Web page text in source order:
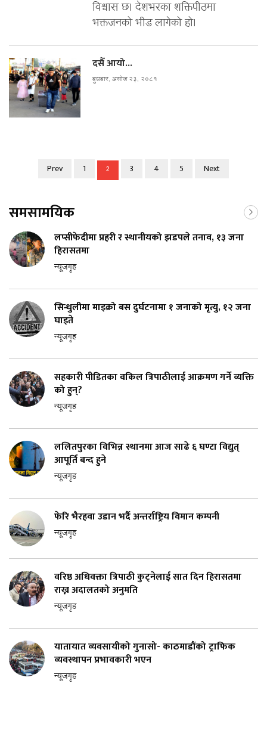
विश्वास छ। देशभरका शक्तिपीठमा
भक्तजनको भीड लागेको हो।
दसैँ आयो...
बुधबार, असोज २३, २०८१
Prev 1 2 3 4 5 Next
समसामयिक
लप्सीफेदीमा प्रहरी र स्थानीयको झडपले तनाव, १३ जना
हिरासतमा
न्यूजगृह
सिन्धुलीमा माइक्रो बस दुर्घटनामा १ जनाको मृत्यु, १२ जना
घाइते
न्यूजगृह
सहकारी पीडितका वकिल त्रिपाठीलाई आक्रमण गर्ने व्यक्ति
को हुन्?
न्यूजगृह
ललितपुरका विभिन्न स्थानमा आज साढे ६ घण्टा विद्युत्
आपूर्ति बन्द हुने
न्यूजगृह
फेरि भैरहवा उडान भर्दै अन्तर्राष्ट्रिय विमान कम्पनी
न्यूजगृह
वरिष्ठ अधिवक्ता त्रिपाठी कुट्नेलाई सात दिन हिरासतमा
राख्न अदालतको अनुमति
न्यूजगृह
यातायात व्यवसायीको गुनासो- काठमाडौंको ट्राफिक
व्यवस्थापन प्रभावकारी भएन
न्यूजगृह